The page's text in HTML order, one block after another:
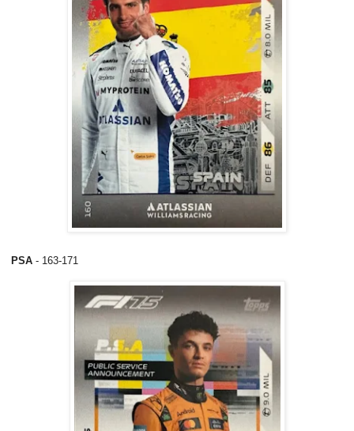
PSA - 163-171